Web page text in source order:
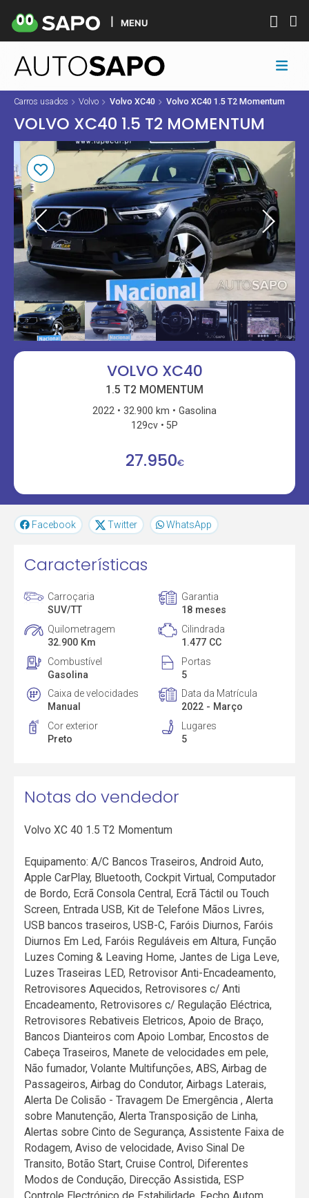
MENU
Carros usados Volvo Volvo XC40 Volvo XC40 1.5 T2 Momentum
VOLVO XC40 1.5 T2 MOMENTUM
VOLVO XC40
1.5 T2 MOMENTUM
2022 32.900 km
Gasolina
129cv
5P
27.950€
Facebook Twitter WhatsApp
Características
Carroçaria
SUV/TT
Garantia
18 meses
Quilometragem
32.900 Km
Cilindrada
1.477 CC
Combustível
Gasolina
Portas
5
Caixa de velocidades
Manual
Data da Matrícula
2022 - Março
Cor exterior
Preto
Lugares
5
Notas do vendedor
Volvo XC 40 1.5 T2 Momentum
Equipamento: A/C Bancos Traseiros, Android Auto,
Apple CarPlay, Bluetooth, Cockpit Virtual, Computador
de Bordo, Ecrã Consola Central, Ecrã Táctil ou Touch
Screen, Entrada USB, Kit de Telefone Mãos Livres,
USB bancos traseiros, USB-C, Faróis Diurnos, Faróis
Diurnos Em Led, Faróis Reguláveis em Altura, Função
Luzes Coming & Leaving Home, Jantes de Liga Leve,
Luzes Traseiras LED, Retrovisor Anti-Encadeamento,
Retrovisores Aquecidos, Retrovisores c/ Anti
Encadeamento, Retrovisores c/ Regulação Eléctrica,
Retrovisores Rebativeis Eletricos, Apoio de Braço,
Bancos Dianteiros com Apoio Lombar, Encostos de
Cabeça Traseiros, Manete de velocidades em pele,
Não fumador, Volante Multifunções, ABS, Airbag de
Passageiros, Airbag do Condutor, Airbags Laterais,
Alerta De Colisão - Travagem De Emergência , Alerta
sobre Manutenção, Alerta Transposição de Linha,
Alertas sobre Cinto de Segurança, Assistente Faixa de
Rodagem, Aviso de velocidade, Aviso Sinal De
Transito, Botão Start, Cruise Control, Diferentes
Modos de Condução, Direcção Assistida, ESP